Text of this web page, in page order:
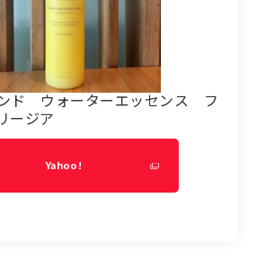
ド ウォーターエッセンス フ
ージア
Yahoo!